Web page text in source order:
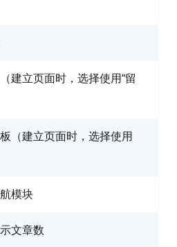
建立页面时，选择使用“留
（建立页面时，选择使用
模块
文章数